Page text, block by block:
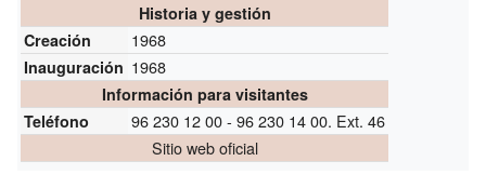
Historia y gestión
Creación
1968
Inauguración 1968
Información para visitantes
Teléfono
96 230 12 00 - 96 230 14 00. Ext. 46
Sitio web oficial